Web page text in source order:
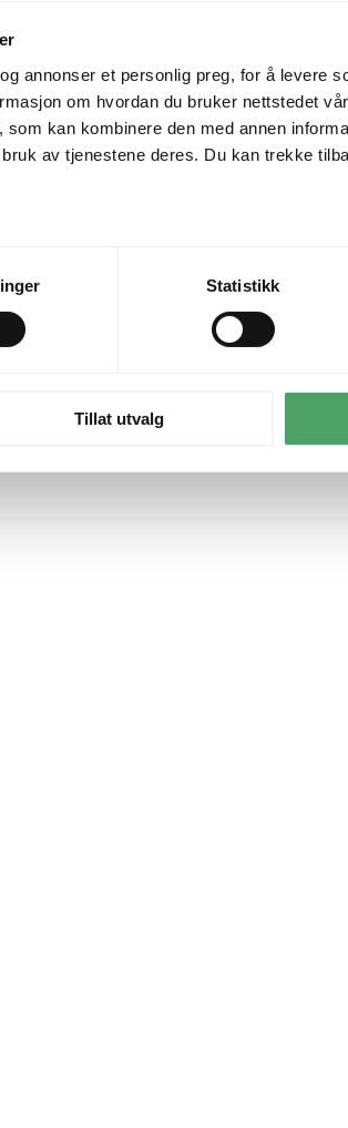
annonser et personlig preg, for å levere
om hvordan du bruker nettstedet
kan kombinere den med annen
av tjenestene deres. Du kan trekke
Statistikk
Tillat utvalg